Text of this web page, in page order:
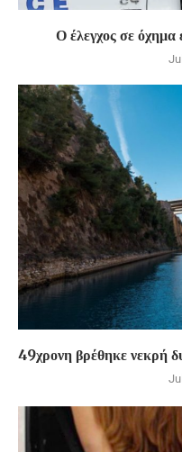
Ο έλεγχος σε
49χρονη βρέθηκε νεκρή